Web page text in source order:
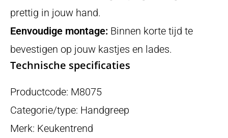
prettig in jouw hand.
Eenvoudige montage: Binnen korte tijd te
bevestigen op jouw kastjes en lades.
Technische specificaties
Productcode: M8075
Categorie/type: Handgreep
Merk: Keukentrend